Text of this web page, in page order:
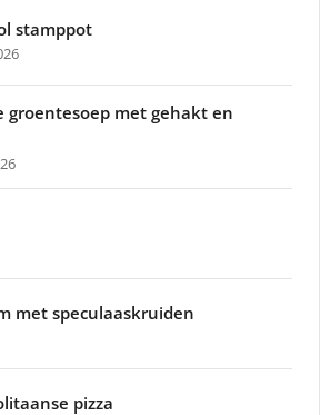
stamppot
groentesoep met gehakt en
met speculaaskruiden
pizza